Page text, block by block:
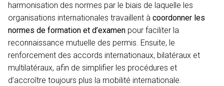
harmonisation des normes par le biais de laquelle les
organisations internationales travaillent à coordonner les
normes de formation et d’examen pour faciliter la
reconnaissance mutuelle des permis. Ensuite, le
renforcement des accords internationaux, bilatéraux et
multilatéraux, afin de simplifier les procédures et
d’accroître toujours plus la mobilité internationale.